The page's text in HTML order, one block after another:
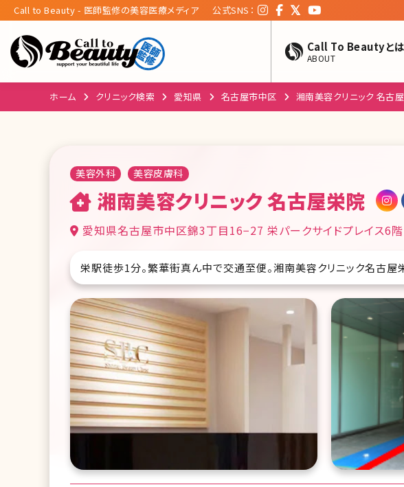
Call to Beauty - 医師監修の美容医療メディア 公式SNS：
Call To Beautyとは
ABOUT
ホーム クリニック検索 愛知県 名古屋市中区 湘南美容クリニック 名古
美容外科 美容皮膚科
湘南美容クリニック 名古屋栄院
愛知県名古屋市中区錦3丁目16−27 栄パークサイドプレイス6階
栄駅徒歩1分。繁華街真ん中で交通至便。湘南美容クリニック名古屋